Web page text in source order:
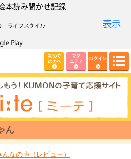
初めて
の方へ
マタ
ニティ
ログイン
ん
んなの声（レビュー）